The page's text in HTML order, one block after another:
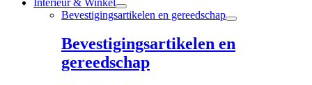
Bevestigingsartikelen en gereedschap
Bevestigingsartikelen en
gereedschap